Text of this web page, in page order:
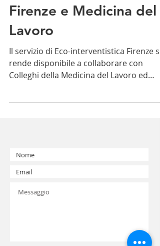
Firenze e Medicina del
Lavoro
Il servizio di Eco-interventistica Firenze si
rende disponibile a collaborare con
Colleghi della Medicina del Lavoro ed